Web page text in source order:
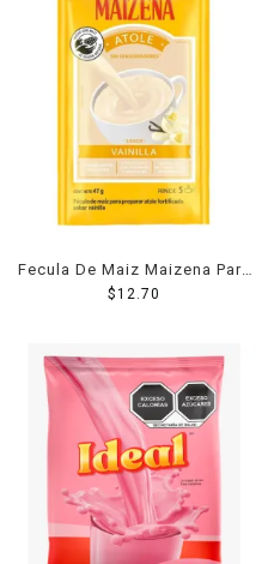
Fecula De Maiz Maizena Para
Atole Sabor Vainilla 50 Grs
$12.70